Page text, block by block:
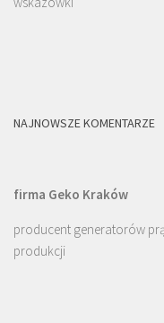
NAJNOWSZE KOMENTARZE
firma Geko Kraków
producent generatorów
produkcji